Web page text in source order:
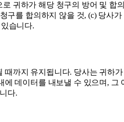
귀하가 해당 청구의 방어 및 합
를 합의하지 않을 것, (c) 당사
습니다.
까지 유지됩니다. 당사는 귀하
데이터를 내보낼 수 있으며,
다.